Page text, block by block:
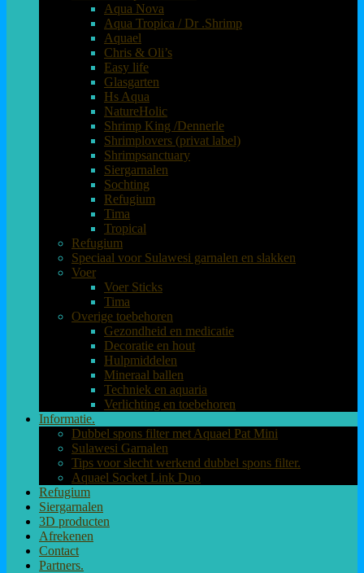
Aqua Nova
Aqua Tropica / Dr .Shrimp
Aquael
Chris & Oli’s
Easy life
Glasgarten
Hs Aqua
NatureHolic
Shrimp King /Dennerle
Shrimplovers (privat label)
Shrimpsanctuary
Siergarnalen
Sochting
Refugium
Tima
Tropical
Refugium
Speciaal voor Sulawesi garnalen en slakken
Voer
Voer Sticks
Tima
Overige toebehoren
Gezondheid en medicatie
Decoratie en hout
Hulpmiddelen
Mineraal ballen
Techniek en aquaria
Verlichting en toebehoren
Informatie.
Dubbel spons filter met Aquael Pat Mini
Sulawesi Garnalen
Tips voor slecht werkend dubbel spons filter.
Aquael Socket Link Duo
Refugium
Siergarnalen
3D producten
Afrekenen
Contact
Partners.